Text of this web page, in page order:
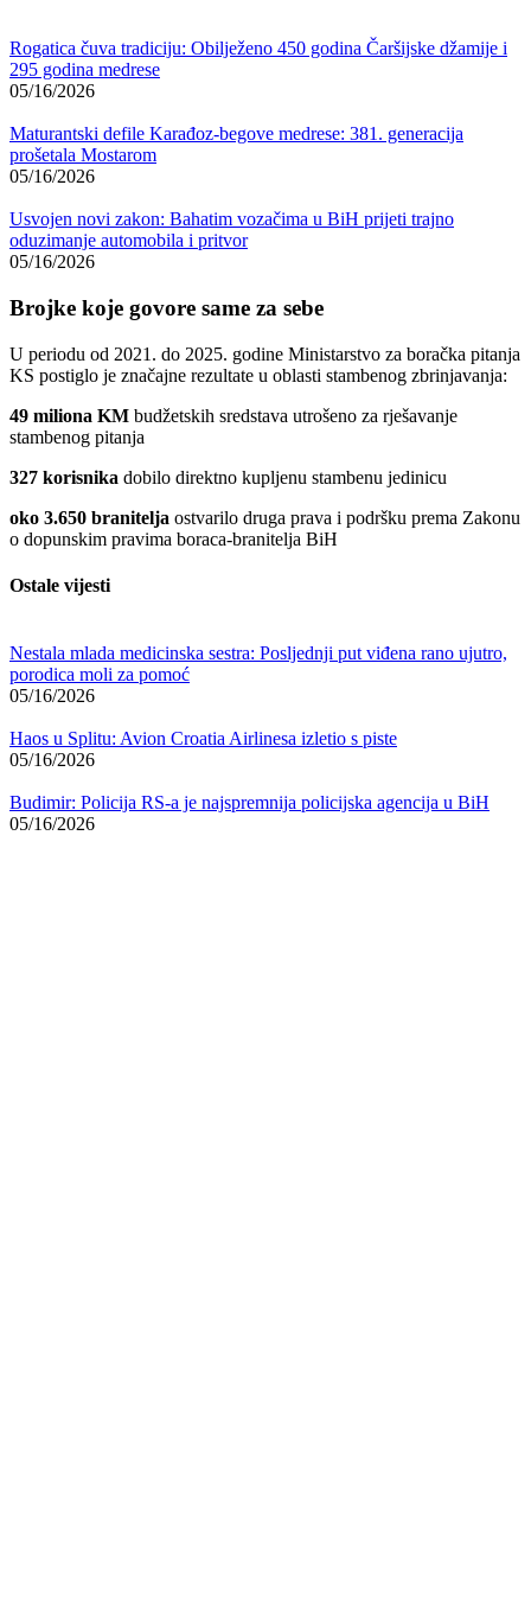
Rogatica čuva tradiciju: Obilježeno 450 godina Čaršijske džamije i
295 godina medrese
05/16/2026
Maturantski defile Karađoz-begove medrese: 381. generacija
prošetala Mostarom
05/16/2026
Usvojen novi zakon: Bahatim vozačima u BiH prijeti trajno
oduzimanje automobila i pritvor
05/16/2026
Brojke koje govore same za sebe
U periodu od 2021. do 2025. godine Ministarstvo za boračka pitanja
KS postiglo je značajne rezultate u oblasti stambenog zbrinjavanja:
49 miliona KM budžetskih sredstava utrošeno za rješavanje
stambenog pitanja
327 korisnika dobilo direktno kupljenu stambenu jedinicu
oko 3.650 branitelja ostvarilo druga prava i podršku prema Zakonu
o dopunskim pravima boraca-branitelja BiH
Ostale vijesti
Nestala mlada medicinska sestra: Posljednji put viđena rano ujutro,
porodica moli za pomoć
05/16/2026
Haos u Splitu: Avion Croatia Airlinesa izletio s piste
05/16/2026
Budimir: Policija RS-a je najspremnija policijska agencija u BiH
05/16/2026